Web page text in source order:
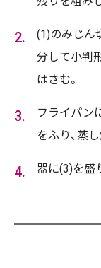
(1)のみじん
分して小判
はさむ。
フライパン
をふり、蒸
器に(3)を盛